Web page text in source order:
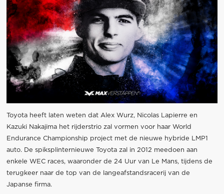
Toyota heeft laten weten dat Alex Wurz, Nicolas Lapierre en
Kazuki Nakajima het rijderstrio zal vormen voor haar World
Endurance Championship project met de nieuwe hybride LMP1
auto. De spiksplinternieuwe Toyota zal in 2012 meedoen aan
enkele WEC races, waaronder de 24 Uur van Le Mans, tijdens de
terugkeer naar de top van de langeafstandsracerij van de
Japanse firma.